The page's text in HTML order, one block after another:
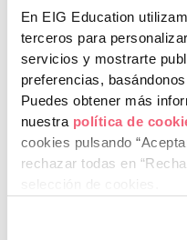
En EIG Education
terceros para
servicios y mostrarte
preferencias,
Puedes obtener más
nuestra política de
cookies pulsando
rechazar todas en
derechos. Información ampliada en
He leído y acepto la
Deseo recibir
especializada de EIG y de
EIG y noticias del sector